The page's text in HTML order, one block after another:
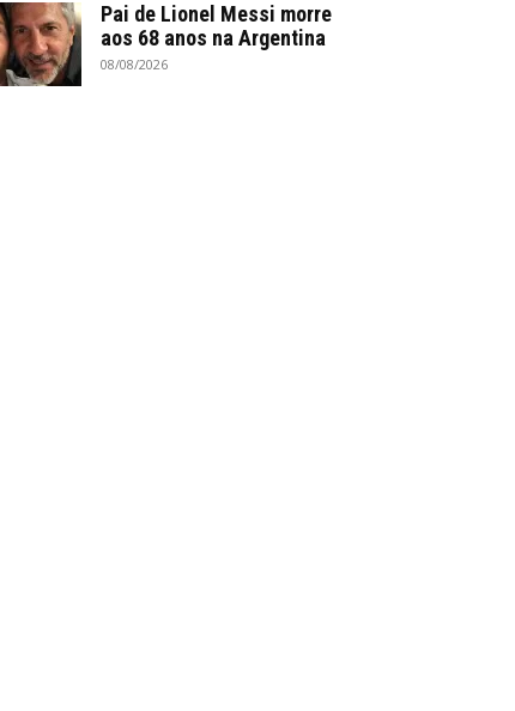
Pai de Lionel Messi morre
aos 68 anos na Argentina
08/08/2026